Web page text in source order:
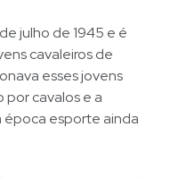
julho de 1945 e é
cavaleiros de
esses jovens
por cavalos e a
época esporte ainda